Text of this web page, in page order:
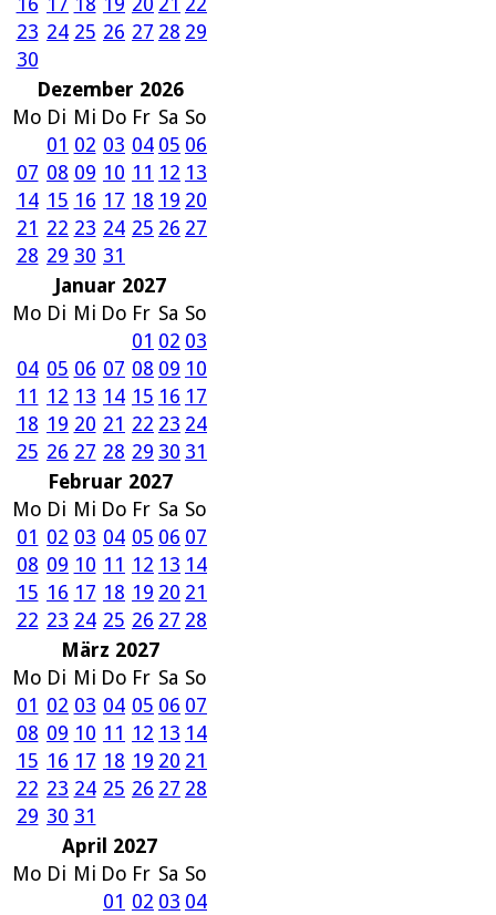
23 24 25 26 27 28 29
30
Dezember 2026
Mo Di Mi Do Fr Sa So
01 02 03 04 05 06
07 08 09 10 11 12 13
14 15 16 17 18 19 20
21 22 23 24 25 26 27
28 29 30 31
Januar 2027
Mo Di Mi Do Fr Sa So
01 02 03
04 05 06 07 08 09 10
11 12 13 14 15 16 17
18 19 20 21 22 23 24
25 26 27 28 29 30 31
Februar 2027
Mo Di Mi Do Fr Sa So
01 02 03 04 05 06 07
08 09 10 11 12 13 14
15 16 17 18 19 20 21
22 23 24 25 26 27 28
März 2027
Mo Di Mi Do Fr Sa So
01 02 03 04 05 06 07
08 09 10 11 12 13 14
15 16 17 18 19 20 21
22 23 24 25 26 27 28
29 30 31
April 2027
Mo Di Mi Do Fr Sa So
01 02 03 04